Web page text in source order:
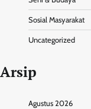
Sosial Masyarakat
Uncategorized
Arsip
Agustus 2026